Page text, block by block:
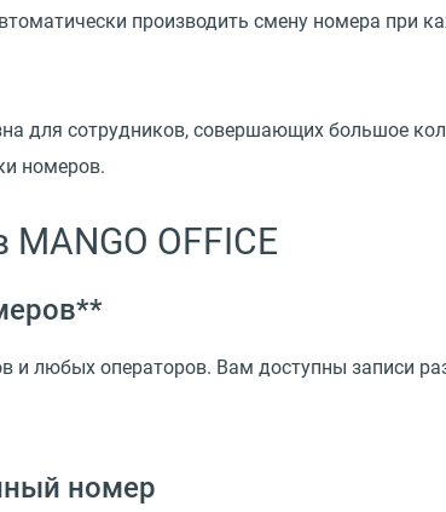
производить смену номера при
для сотрудников, совершающих большое
номеров.
OFFICE
любых операторов. Вам доступны записи
номер